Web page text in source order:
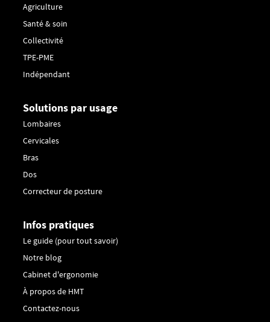
Agriculture
Santé & soin
Collectivité
TPE-PME
Indépendant
Solutions par usage
Lombaires
Cervicales
Bras
Dos
Correcteur de posture
Infos pratiques
Le guide (pour tout savoir)
Notre blog
Cabinet d'ergonomie
À propos de HMT
Contactez-nous